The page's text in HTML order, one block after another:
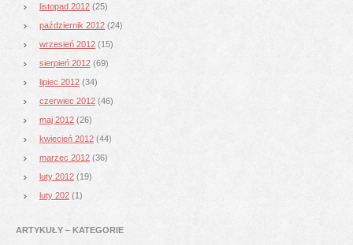
listopad 2012 (25)
październik 2012 (24)
wrzesień 2012 (15)
sierpień 2012 (69)
lipiec 2012 (34)
czerwiec 2012 (46)
maj 2012 (26)
kwiecień 2012 (44)
marzec 2012 (36)
luty 2012 (19)
luty 202 (1)
ARTYKUŁY – KATEGORIE